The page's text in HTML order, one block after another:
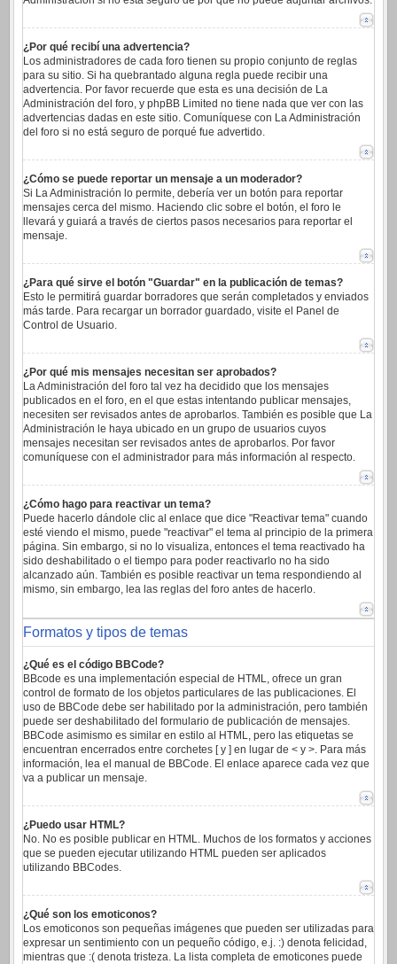
¿Por qué recibí una advertencia?
Los administradores de cada foro tienen su propio conjunto de reglas
para su sitio. Si ha quebrantado alguna regla puede recibir una
advertencia. Por favor recuerde que esta es una decisión de La
Administración del foro, y phpBB Limited no tiene nada que ver con las
advertencias dadas en este sitio. Comuníquese con La Administración
del foro si no está seguro de porqué fue advertido.
¿Cómo se puede reportar un mensaje a un moderador?
Si La Administración lo permite, debería ver un botón para reportar
mensajes cerca del mismo. Haciendo clic sobre el botón, el foro le
llevará y guiará a través de ciertos pasos necesarios para reportar el
mensaje.
¿Para qué sirve el botón "Guardar" en la publicación de temas?
Esto le permitirá guardar borradores que serán completados y enviados
más tarde. Para recargar un borrador guardado, visite el Panel de
Control de Usuario.
¿Por qué mis mensajes necesitan ser aprobados?
La Administración del foro tal vez ha decidido que los mensajes
publicados en el foro, en el que estas intentando publicar mensajes,
necesiten ser revisados antes de aprobarlos. También es posible que La
Administración le haya ubicado en un grupo de usuarios cuyos
mensajes necesitan ser revisados antes de aprobarlos. Por favor
comuníquese con el administrador para más información al respecto.
¿Cómo hago para reactivar un tema?
Puede hacerlo dándole clic al enlace que dice "Reactivar tema" cuando
esté viendo el mismo, puede "reactivar" el tema al principio de la primera
página. Sin embargo, si no lo visualiza, entonces el tema reactivado ha
sido deshabilitado o el tiempo para poder reactivarlo no ha sido
alcanzado aún. También es posible reactivar un tema respondiendo al
mismo, sin embargo, lea las reglas del foro antes de hacerlo.
Formatos y tipos de temas
¿Qué es el código BBCode?
BBcode es una implementación especial de HTML, ofrece un gran
control de formato de los objetos particulares de las publicaciones. El
uso de BBCode debe ser habilitado por la administración, pero también
puede ser deshabilitado del formulario de publicación de mensajes.
BBCode asimismo es similar en estilo al HTML, pero las etiquetas se
encuentran encerrados entre corchetes [ y ] en lugar de < y >. Para más
información, lea el manual de BBCode. El enlace aparece cada vez que
va a publicar un mensaje.
¿Puedo usar HTML?
No. No es posible publicar en HTML. Muchos de los formatos y acciones
que se pueden ejecutar utilizando HTML pueden ser aplicados
utilizando BBCodes.
¿Qué son los emoticonos?
Los emoticonos son pequeñas imágenes que pueden ser utilizadas para
expresar un sentimiento con un pequeño código, e.j. :) denota felicidad,
mientras que :( denota tristeza. La lista completa de emoticones puede